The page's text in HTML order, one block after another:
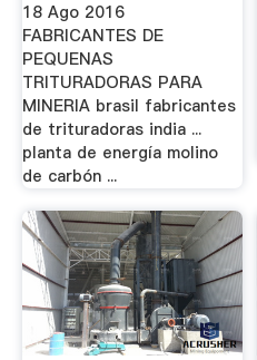
18 Ago 2016
FABRICANTES DE
PEQUENAS
TRITURADORAS PARA
MINERIA brasil fabricantes
de trituradoras india ...
planta de energía molino
de carbón ...